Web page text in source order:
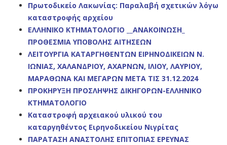
Πρωτοδικείο Λακωνίας: Παραλαβή σχετικών λόγω
καταστροφής αρχείου
ΕΛΛΗΝΙΚΟ ΚΤΗΜΑΤΟΛΟΓΙΟ __ΑΝΑΚΟΙΝΩΣΗ_
ΠΡΟΘΕΣΜΙΑ ΥΠΟΒΟΛΗΣ ΑΙΤΗΣΕΩΝ
ΛΕΙΤΟΥΡΓΙΑ ΚΑΤΑΡΓΗΘΕΝΤΩΝ ΕΙΡΗΝΟΔΙΚΕΙΩΝ Ν.
ΙΩΝΙΑΣ, ΧΑΛΑΝΔΡΙΟΥ, ΑΧΑΡΝΩΝ, ΙΛΙΟΥ, ΛΑΥΡΙΟΥ,
ΜΑΡΑΘΩΝΑ ΚΑΙ ΜΕΓΑΡΩΝ ΜΕΤΑ ΤΙΣ 31.12.2024
ΠΡΟΚΗΡΥΞΗ ΠΡΟΣΛΗΨΗΣ ΔΙΚΗΓΟΡΩΝ-ΕΛΛΗΝΙΚΟ
ΚΤΗΜΑΤΟΛΟΓΙΟ
Καταστροφή αρχειακού υλικού του
καταργηθέντος Ειρηνοδικείου Νιγρίτας
ΠΑΡΑΤΑΣΗ ΑΝΑΣΤΟΛΗΣ ΕΠΙΤΟΠΙΑΣ ΕΡΕΥΝΑΣ